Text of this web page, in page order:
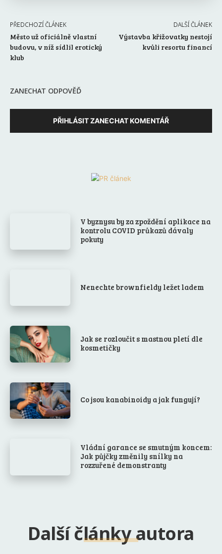
PŘEDCHOZÍ ČLÁNEK
Město už oficiálně vlastní
budovu, v níž sídlil erotický
klub
DALŠÍ ČLÁNEK
Výstavba křižovatky nestojí
kvůli resortu financí
ZANECHAT ODPOVĚĎ
PŘIHLÁSIT ZANECHAT KOMENTÁŘ
V byznysu by za zpoždění aplikace na
kontrolu COVID průkazů dávaly
pokuty
Nenechte brownfieldy ležet ladem
Jak se rozloučit s mastnou pletí dle
kosmetičky
Co jsou kanabinoidy a jak fungují?
Vládní garance se smutným koncem:
Jak půjčky změnily snílky na
rozzuřené demonstranty
Další články autora